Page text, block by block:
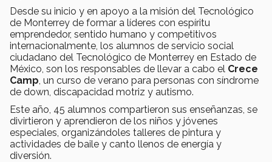
Desde su inicio y en apoyo a la misión del Tecnológico
de Monterrey de formar a líderes con espíritu
emprendedor, sentido humano y competitivos
internacionalmente, los alumnos de servicio social
ciudadano del Tecnológico de Monterrey en Estado de
México, son los responsables de llevar a cabo el Crece
Camp , un curso de verano para personas con síndrome
de down, discapacidad motriz y autismo.
Este año, 45 alumnos compartieron sus enseñanzas, se
divirtieron y aprendieron de los niños y jóvenes
especiales, organizándoles talleres de pintura y
actividades de baile y canto llenos de energía y
diversión.